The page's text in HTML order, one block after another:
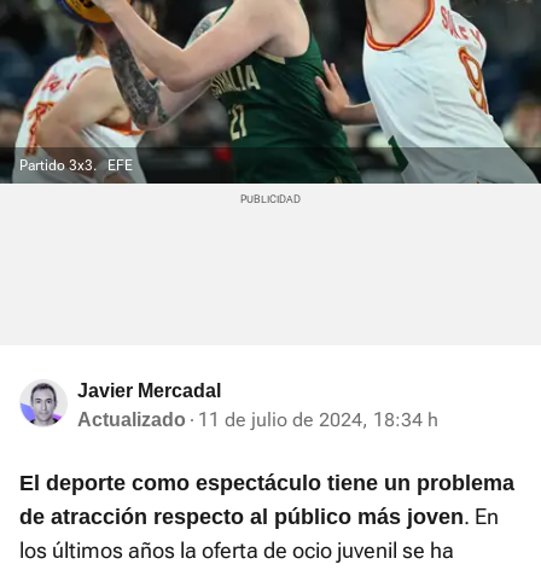
Partido 3x3. EFE
Javier Mercadal
Actualizado
11 de julio de 2024, 18:34 h
El deporte como espectáculo tiene un problema
de atracción respecto al público más joven. En
los últimos años la oferta de ocio juvenil se ha